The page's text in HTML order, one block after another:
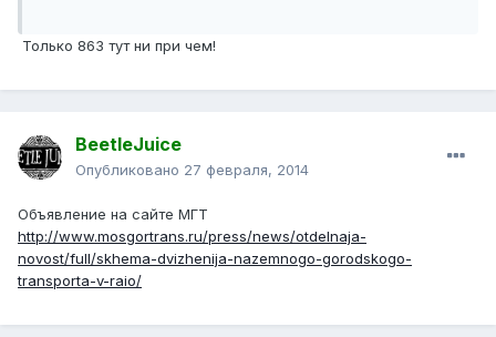
Только 863 тут ни при чем!
BeetleJuice
Опубликовано 27 февраля, 2014
Объявление на сайте МГТ
http://www.mosgortrans.ru/press/news/otdelnaja-
novost/full/skhema-dvizhenija-nazemnogo-gorodskogo-
transporta-v-raio/